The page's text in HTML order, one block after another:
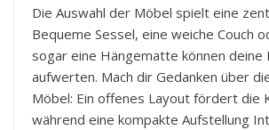
Die Auswahl der Möbel spielt eine
Bequeme Sessel, eine weiche Couch
sogar eine Hängematte können deine
aufwerten. Mach dir Gedanken über
Möbel: Ein offenes Layout fördert die
während eine kompakte Aufstellung